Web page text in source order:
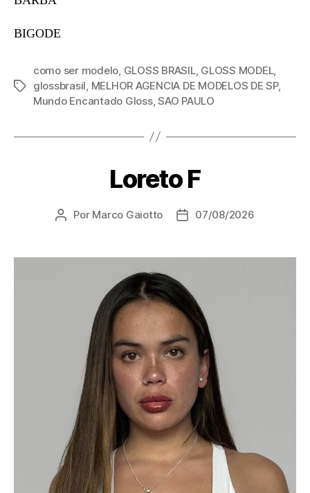
BIGODE
como ser modelo GLOSS BRASIL, GLOSS MODEL,
glossbrasil MELHOR AGENCIA DE MODELOS DE SP,
Mundo Encantado Gloss,SAO PAULO
Loreto F
Por Marco Gaiotto 07/08/2026